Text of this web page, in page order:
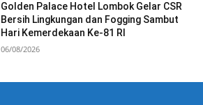
Golden Palace Hotel Lombok Gelar CSR
Bersih Lingkungan dan Fogging Sambut
Hari Kemerdekaan Ke-81 RI
06/08/2026